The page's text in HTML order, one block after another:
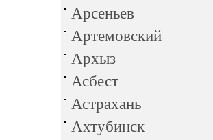
Арсеньев
Артемовский
Архыз
Асбест
Астрахань
Ахтубинск